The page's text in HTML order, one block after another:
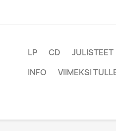
LP CD JULISTEET
INFO
VIIMEKSI